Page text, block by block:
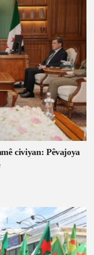
civiyan: Pêvajoya